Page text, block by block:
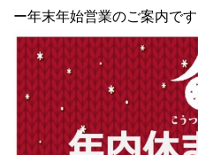
ー年末年始営業のご案内で